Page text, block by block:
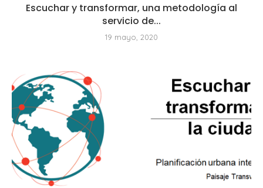
Escuchar y transformar, una metodología al
servicio de...
19 mayo, 2020